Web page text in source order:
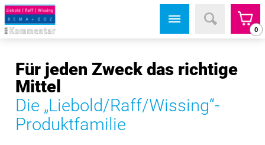
0
Für jeden Zweck das richtige
Mittel
Die „Liebold/Raff/Wissing“-
Produktfamilie